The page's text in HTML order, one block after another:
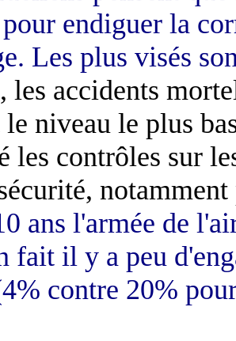
endiguer la
Les plus visés
les accidents
niveau le plus
les contrôles sur
ans l'armée de
fait il y a peu
contre 20%